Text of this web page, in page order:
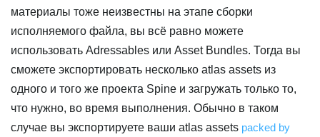
материалы тоже неизвестны на этапе сборки
исполняемого файла, вы всё равно можете
использовать Adressables или Asset Bundles. Тогда вы
сможете экспортировать несколько atlas assets из
одного и того же проекта Spine и загружать только то,
что нужно, во время выполнения. Обычно в таком
случае вы экспортируете ваши atlas assets packed by